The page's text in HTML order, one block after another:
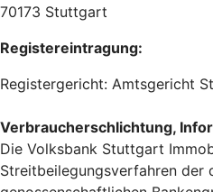
70173 Stuttgart
Registereintragung:
Registergericht: Amtsgericht
Verbraucherschlichtung,
Die Volksbank Stuttgart
Streitbeilegungsverfahren der